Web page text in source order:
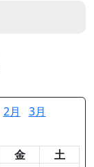
2月 3月
金 土